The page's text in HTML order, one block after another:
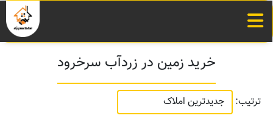
خرید زمین در زردآب سرخرود
ترتیب: